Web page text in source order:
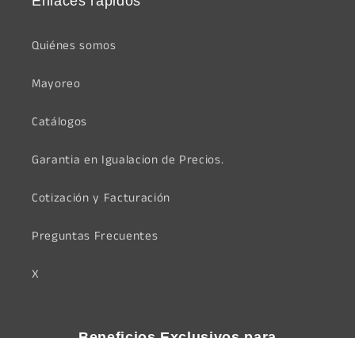
Quiénes somos
Mayoreo
Catálogos
Garantia en Igualacion de Precios.
Cotización y Facturación
Preguntas Frecuentes
X